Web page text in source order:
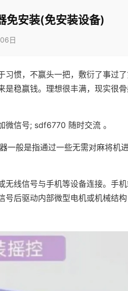
免安装(免安装设备)
日
习惯，不赢头一把，敷衍了事过
稳赢钱。理想很丰满，现实很骨
微信号; sdf6770 随时交流 。
一般是指通过一些无需对麻将机
无线信号与手机等设备连接。手
号后驱动内部微型电机或机械结